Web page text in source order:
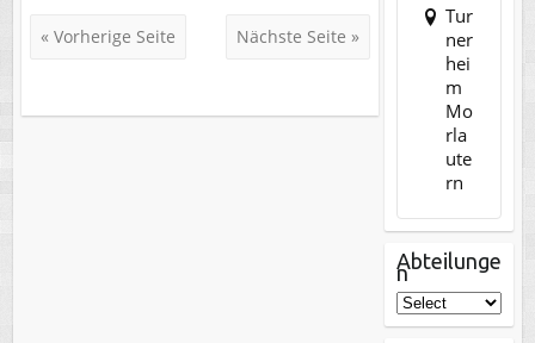
« Vorherige Seite Nächste Seite »
Tur
ner
hei
m
Mo
rla
ute
rn
Abteilunge
n